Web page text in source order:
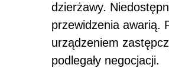
dzierżawy.
przewidzenia awarią.
urządzeniem
podlegały negocjacji.